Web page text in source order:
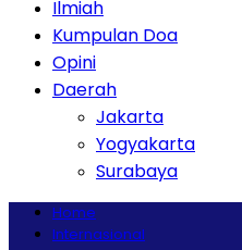
Ilmiah
Kumpulan Doa
Opini
Daerah
Jakarta
Yogyakarta
Surabaya
Home
Internasional